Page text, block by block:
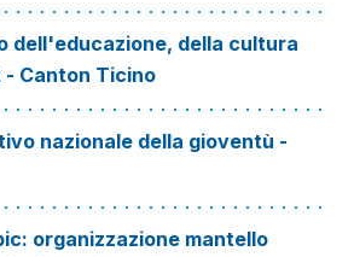
dell'educazione, della cultura
- Canton Ticino
nazionale della gioventù -
organizzazione mantello